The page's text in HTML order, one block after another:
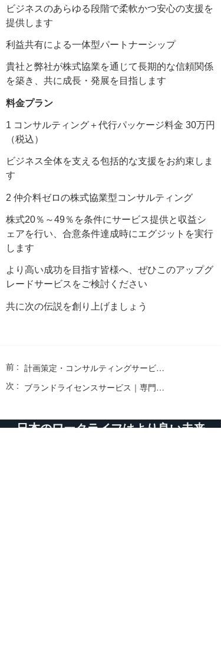
ビジネスのあらゆる段階で柔軟かつ安心の支援を
提供します
利益共有による一体型パートナーシップ
貴社と弊社が株式協業を通じて長期的な信頼関係
を築き、共に成長・発展を目指します
料金プラン
1 コンサルティング＋代行パッケージ料金 30万円
（税込）
ビジネス全体を支える包括的な支援をお約束しま
す
2 仲介料ゼロの株式協業型コンサルティング
株式20％～49％を条件にサービス提供と収益シ
ェアを行い、合意条件達成時にエグジットを実行
します
より高い成功を目指す皆様へ、ぜひこのアップグ
レードサービスをご検討ください
共に次の伝説を創り上げましょう
前 :
計画策定・コンサルティングサービスの進化
次 :
ブランドライセンスサービス｜専門的な支援で、ブランド価値の新たな成長を実現
日本のワークライフはより良い未来